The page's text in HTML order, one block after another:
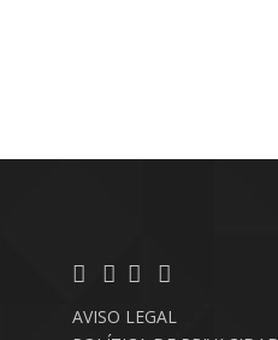
AVISO LEGAL